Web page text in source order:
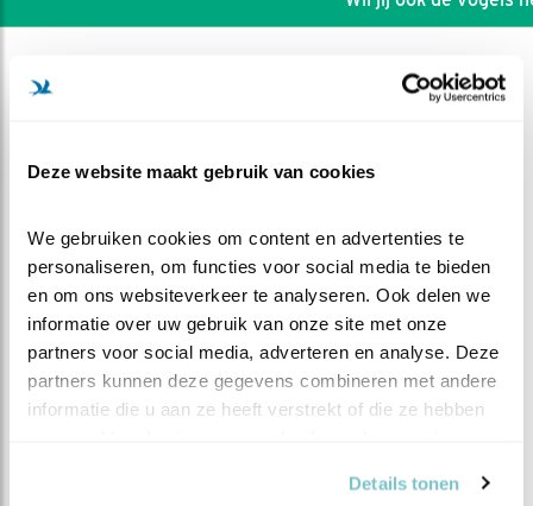
Deze website maakt gebruik van cookies
We gebruiken cookies om content en advertenties te
personaliseren, om functies voor social media te bieden
en om ons websiteverkeer te analyseren. Ook delen we
informatie over uw gebruik van onze site met onze
partners voor social media, adverteren en analyse. Deze
partners kunnen deze gegevens combineren met andere
informatie die u aan ze heeft verstrekt of die ze hebben
Details tonen
DEEL DIT FILMPJE